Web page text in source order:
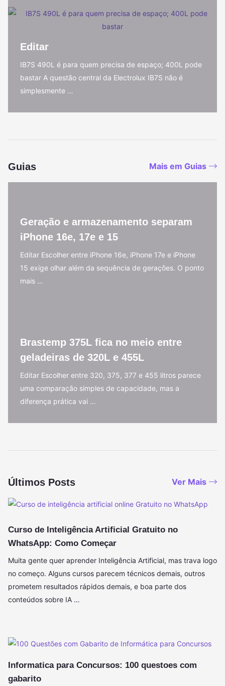
Editar
IB7S 490L é para quem precisa de espaço; 400L pode
bastar A questão central da Electrolux IB7S não é
simplesmente …
Guias Mais em Guias
Geração e armazenamento separam
iPhone 16e, 17e e 15
Editar Escolher entre iPhone 16e, iPhone 17e e iPhone
15 exige olhar além da sequência de gerações. O ponto
mais …
Brastemp 375L fica no meio entre
geladeiras de 320L e 455L
Editar Escolher entre 320, 375, 377 e 455 litros parece
uma comparação simples de capacidade, mas a
diferença prática vai …
Últimos Posts Ver Mais
Curso de Inteligência Artificial Gratuito no
WhatsApp: Como Começar
Muita gente quer aprender Inteligência Artificial, mas trava logo
no começo. Alguns cursos parecem técnicos demais, outros
prometem resultados rápidos demais, e boa parte dos
conteúdos sobre IA …
Informatica para Concursos: 100 questoes com
gabarito